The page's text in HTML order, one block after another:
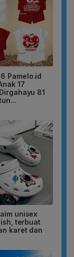
Pamelo.id
17
81
unisex
terbuat
karet dan